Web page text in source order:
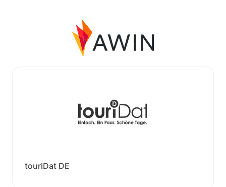
touriDat DE